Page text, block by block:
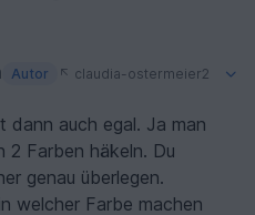
Autor
claudia-ostermeier2
dann auch egal. Ja man
2 Farben häkeln. Du
genau überlegen.
welcher Farbe machen